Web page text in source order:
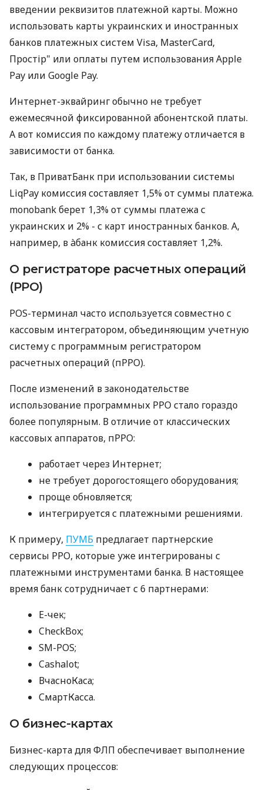
введении реквизитов платежной карты. Можно
использовать карты украинских и иностранных
банков платежных систем Visa, MasterCard,
Простір" или оплаты путем использования Apple
Pay или Google Pay.
Интернет-эквайринг обычно не требует
ежемесячной фиксированной абонентской платы.
А вот комиссия по каждому платежу отличается в
зависимости от банка.
Так, в ПриватБанк при использовании системы
LiqPay комиссия составляет 1,5% от суммы платежа.
monobank берет 1,3% от суммы платежа с
украинских и 2% - с карт иностранных банков. А,
например, в àбанк комиссия составляет 1,2%.
О регистраторе расчетных операций
(РРО)
POS-терминал часто используется совместно с
кассовым интегратором, объединяющим учетную
систему с программным регистратором
расчетных операций (пРРО).
После изменений в законодательстве
использование программных РРО стало гораздо
более популярным. В отличие от классических
кассовых аппаратов, пРРО:
работает через Интернет;
не требует дорогостоящего оборудования;
проще обновляется;
интегрируется с платежными решениями.
К примеру, ПУМБ предлагает партнерские
сервисы РРО, которые уже интегрированы с
платежными инструментами банка. В настоящее
время банк сотрудничает с 6 партнерами:
E-чек;
CheckBox;
SM-POS;
Cashalot;
ВчасноКаса;
СмартКасса.
О бизнес-картах
Бизнес-карта для ФЛП обеспечивает выполнение
следующих процессов: